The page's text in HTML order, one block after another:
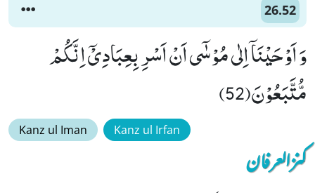
26.52
وَ اَوْحَیْنَاۤ اِلٰى مُوْسٰۤى اَنْ اَسْرِ بِعِبَادِیْۤ اِنَّكُمْ
مُّتَّبَعُوْنَ(52)
Kanz ul Iman Kanz ul Irfan
کنزالعرفان